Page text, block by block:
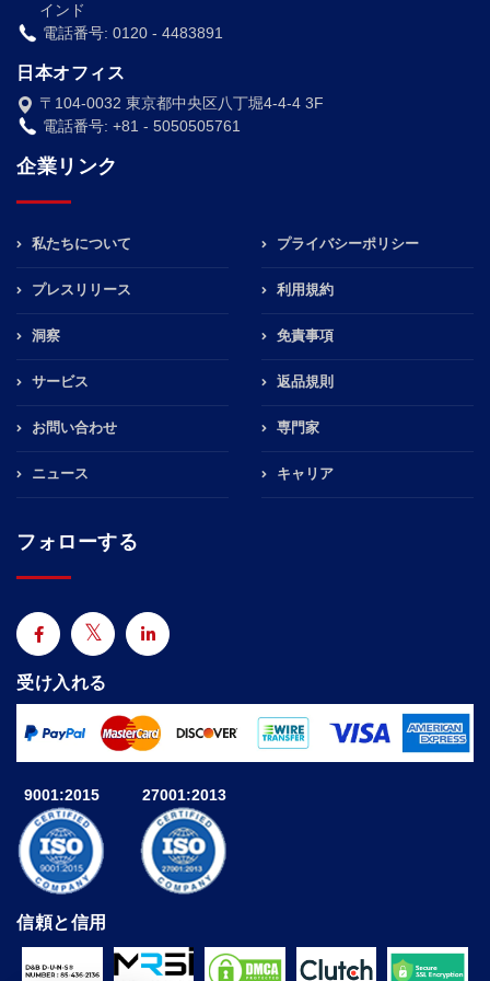
インド
電話番号: 0120 - 4483891
日本オフィス
〒104-0032 東京都中央区八丁堀4-4-4 3F
電話番号: +81 - 5050505761
企業リンク
私たちについて
プレスリリース
洞察
サービス
お問い合わせ
ニュース
プライバシーポリシー
利用規約
免責事項
返品規則
専門家
キャリア
フォローする
受け入れる
9001:2015 27001:2013
信頼と信用